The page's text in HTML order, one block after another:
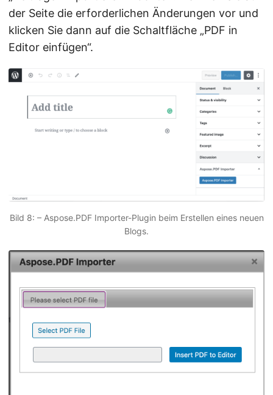
der Seite die erforderlichen Änderungen vor und
klicken Sie dann auf die Schaltfläche „PDF in
Editor einfügen“.
Bild 8: – Aspose.PDF Importer-Plugin beim Erstellen eines neuen
Blogs.